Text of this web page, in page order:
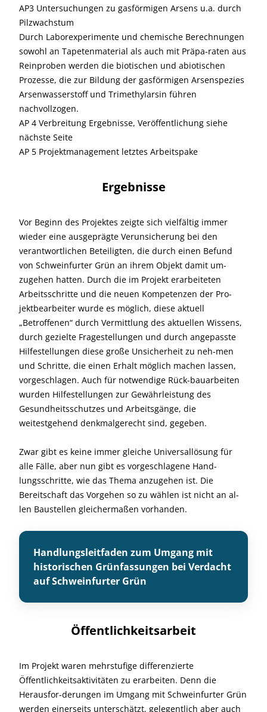
AP3 Untersuchungen zu gasförmigen Arsens u.a. durch
Pilzwachstum
Durch Laborexperimente und chemische Berechnungen
sowohl an Tapetenmaterial als auch mit Präpa-raten aus
Reinproben werden die biotischen und abiotischen
Prozesse, die zur Bildung der gasförmigen Arsenspezies
Arsenwasserstoff und Trimethylarsin führen
nachvollzogen.
AP 4 Verbreitung Ergebnisse, Veröffentlichung siehe
nächste Seite
AP 5 Projektmanagement letztes Arbeitspake
Ergebnisse
Vor Beginn des Projektes zeigte sich vielfältig immer
wieder eine ausgeprägte Verunsicherung bei den
verantwortlichen Beteiligten, die durch einen Befund
von Schweinfurter Grün an ihrem Objekt damit um-
zugehen hatten. Durch die im Projekt erarbeiteten
Arbeitsschritte und die neuen Kompetenzen der Pro-
jektbearbeiter wurde es möglich, diese aktuell
„Betroffenen“ durch Vermittlung des aktuellen Wissens,
durch gezielte Fragestellungen und durch angepasste
Hilfestellungen diese große Unsicherheit zu neh-men
und Schritte, die einen Erhalt möglich machen lassen,
vorgeschlagen. Auch für notwendige Rück-bauarbeiten
wurden Hilfestellungen zur Gewährleistung des
Gesundheitsschutzes und Arbeitsgänge, die
weitestgehend denkmalgerecht sind, gegeben.
Zwar gibt es keine immer gleiche Universallösung für
alle Fälle, aber nun gibt es vorgeschlagene Hand-
lungsschritte, wie das Thema anzugehen ist. Die
Bereitschaft das Vorgehen so zu wählen ist nicht an al-
len Baustellen gleichermaßen vorhanden.
Handlungsleitfaden zum Umgang mit
historischen Grünfassungen bei Verdacht
auf Schweinfurter Grün
Öffentlichkeitsarbeit
Im Projekt waren mehrstufige differenzierte
Öffentlichkeitsaktivitäten zu erarbeiten. Denn die
Herausfor-derungen im Umgang mit Schweinfurter Grün
werden einerseits unterschätzt, gelegentlich aber auch